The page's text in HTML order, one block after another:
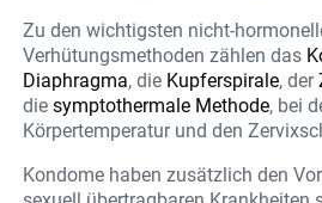
Zu den wichtigsten nicht-
Verhütungsmethoden zählen das
Diaphragma, die Kupferspirale, der
diesymptothermale Methode, bei
Körpertemperatur und den
Kondome haben zusätzlich den